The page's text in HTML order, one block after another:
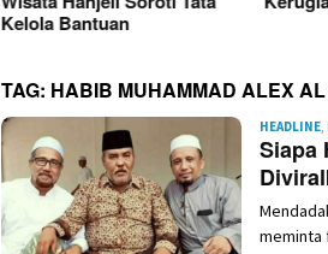
Kelola Bantuan
TAG: HABIB MUHAMMAD ALEX
HEADLINE
Siapa
meminta